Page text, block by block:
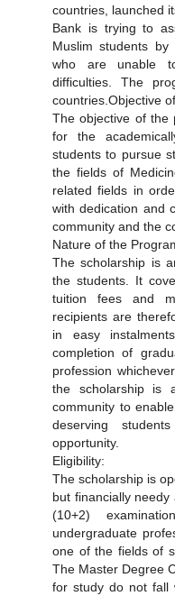
countries, launched
Bank is trying to
Muslim students
who are unable
difficulties. The
countries.Objective
The objective of the
for the
students to pursue
the fields of
related fields in
with dedication and
community and the
Nature of the
The scholarship is
the students. It
tuition fees and
recipients are
in easy
completion of
profession
the scholarship is
community to
deserving
opportunity.
Eligibility:
The scholarship is
but financially
(10+2)
undergraduate
one of the fields of
The Master Degree
for study do not fall